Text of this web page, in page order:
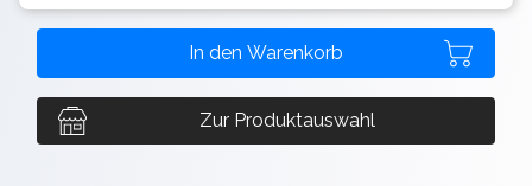
Zur Produktauswahl